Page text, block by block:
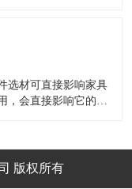
观、更具时代潮流
选材可直接影响家具
会直接影响它的使
钳工、表面涂覆处
版权所有